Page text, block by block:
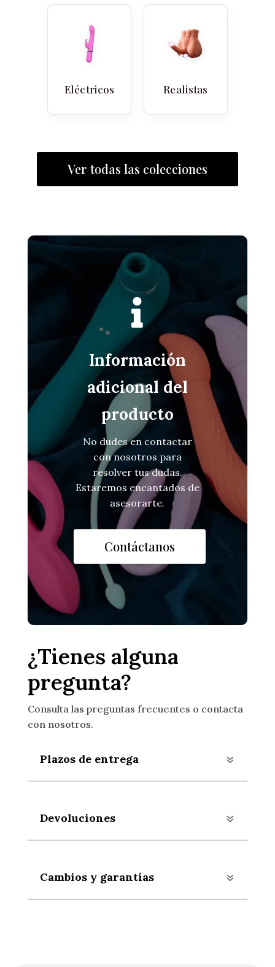
Eléctricos Realistas
Ver todas las colecciones

Información
adicional del
producto
No dudes en contactar
con nosotros para
resolver tus dudas.
Estaremos encantados de
asesorarte.
Contáctanos
¿Tienes alguna
pregunta?
Consulta las preguntas frecuentes o contacta
con nosotros.
Plazos de entrega
Devoluciones
Cambios y garantías